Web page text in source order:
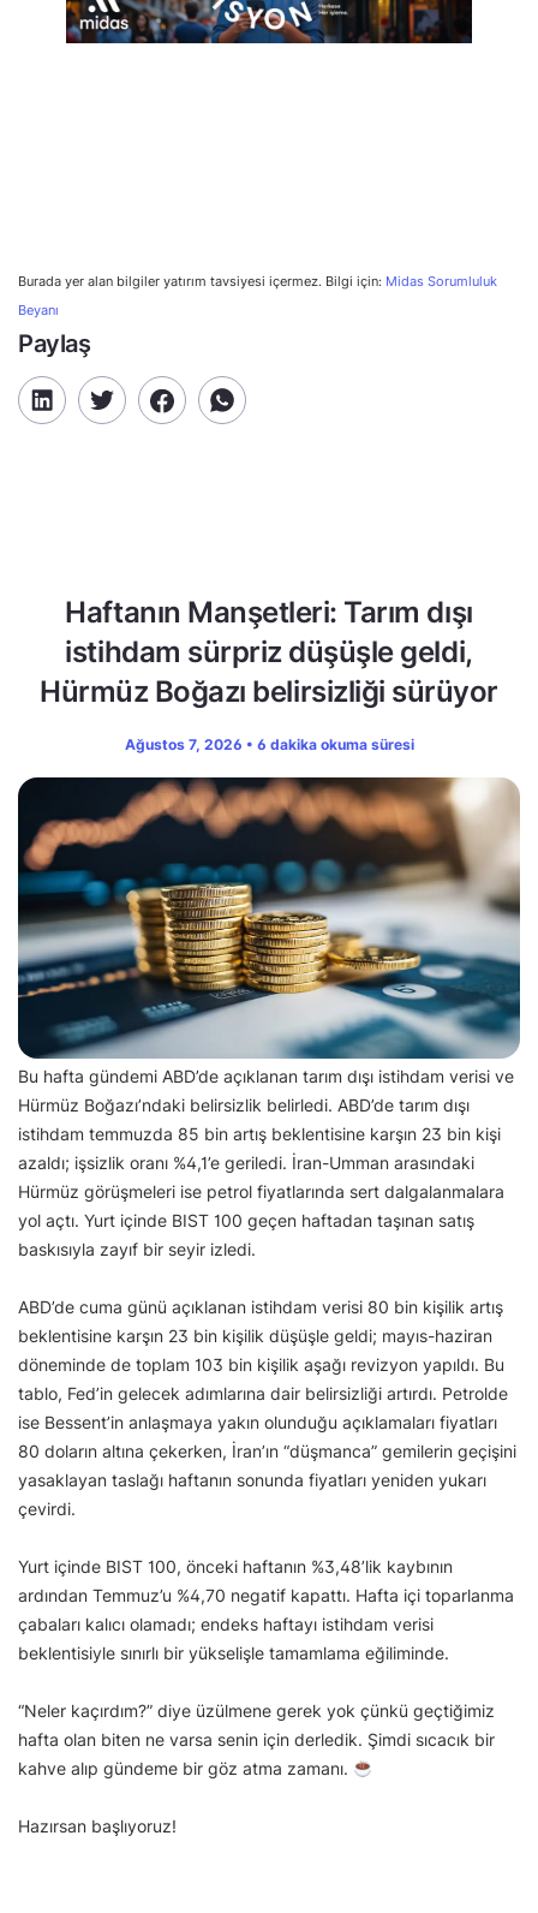
Burada yer alan bilgiler yatırım tavsiyesi içermez. Bilgi için: Midas Sorumluluk
Beyanı
Paylaş
Haftanın Manşetleri: Tarım dışı
istihdam sürpriz düşüşle geldi,
Hürmüz Boğazı belirsizliği sürüyor
Ağustos 7, 2026 • 6 dakika okuma süresi
Bu hafta gündemi ABD’de açıklanan tarım dışı istihdam verisi ve
Hürmüz Boğazı’ndaki belirsizlik belirledi. ABD’de tarım dışı
istihdam temmuzda 85 bin artış beklentisine karşın 23 bin kişi
azaldı; işsizlik oranı %4,1’e geriledi. İran-Umman arasındaki
Hürmüz görüşmeleri ise petrol fiyatlarında sert dalgalanmalara
yol açtı. Yurt içinde BIST 100 geçen haftadan taşınan satış
baskısıyla zayıf bir seyir izledi.
ABD’de cuma günü açıklanan istihdam verisi 80 bin kişilik artış
beklentisine karşın 23 bin kişilik düşüşle geldi; mayıs-haziran
döneminde de toplam 103 bin kişilik aşağı revizyon yapıldı. Bu
tablo, Fed’in gelecek adımlarına dair belirsizliği artırdı. Petrolde
ise Bessent’in anlaşmaya yakın olunduğu açıklamaları fiyatları
80 doların altına çekerken, İran’ın “düşmanca” gemilerin geçişini
yasaklayan taslağı haftanın sonunda fiyatları yeniden yukarı
çevirdi.
Yurt içinde BIST 100, önceki haftanın %3,48’lik kaybının
ardından Temmuz’u %4,70 negatif kapattı. Hafta içi toparlanma
çabaları kalıcı olamadı; endeks haftayı istihdam verisi
beklentisiyle sınırlı bir yükselişle tamamlama eğiliminde.
“Neler kaçırdım?” diye üzülmene gerek yok çünkü geçtiğimiz
hafta olan biten ne varsa senin için derledik. Şimdi sıcacık bir
kahve alıp gündeme bir göz atma zamanı.
Hazırsan başlıyoruz!